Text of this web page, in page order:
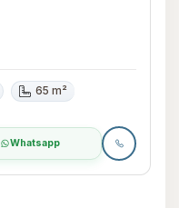
65 m²
Whatsapp